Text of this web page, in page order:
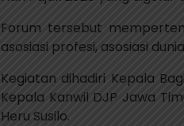
Forum tersebut
asosiasi profesi, asosiasi
Kegiatan dihadiri Kepala
Kepala Kanwil DJP Jawa
Heru Susilo.